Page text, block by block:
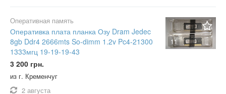
11
Оперативная память
Оперативка плата планка Озу Dram Jedec
8gb Ddr4 2666mts So-dimm 1.2v Pc4-21300
1333мгц 19-19-19-43
3 200 грн.
из г. Кременчуг
2 августа